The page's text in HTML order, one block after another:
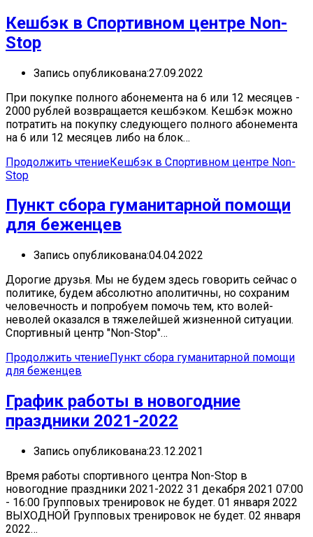
Кешбэк в Спортивном центре Non-
Stop
Запись опубликована:27.09.2022
При покупке полного абонемента на 6 или 12 месяцев -
2000 рублей возвращается кешбэком. Кешбэк можно
потратить на покупку следующего полного абонемента
на 6 или 12 месяцев либо на блок…
Продолжить чтениеКешбэк в Спортивном центре Non-
Stop
Пункт сбора гуманитарной помощи
для беженцев
Запись опубликована:04.04.2022
Дорогие друзья. Мы не будем здесь говорить сейчас о
политике, будем абсолютно аполитичны, но сохраним
человечность и попробуем помочь тем, кто волей-
неволей оказался в тяжелейшей жизненной ситуации.
Спортивный центр "Non-Stop"…
Продолжить чтениеПункт сбора гуманитарной помощи
для беженцев
График работы в новогодние
праздники 2021-2022
Запись опубликована:23.12.2021
Время работы спортивного центра Non-Stop в
новогодние праздники 2021-2022 31 декабря 2021 07:00
- 16:00 Групповых тренировок не будет. 01 января 2022
ВЫХОДНОЙ Групповых тренировок не будет. 02 января
2022…